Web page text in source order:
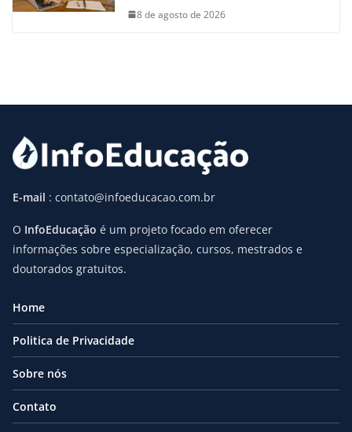
8 de agosto de 2026
E-mail : contato@infoeducacao.com.br
O InfoEducação é um projeto focado em oferecer
informações sobre especialização, cursos, mestrados e
doutorados gratuitos.
Home
Politica de Privacidade
Sobre nós
Contato